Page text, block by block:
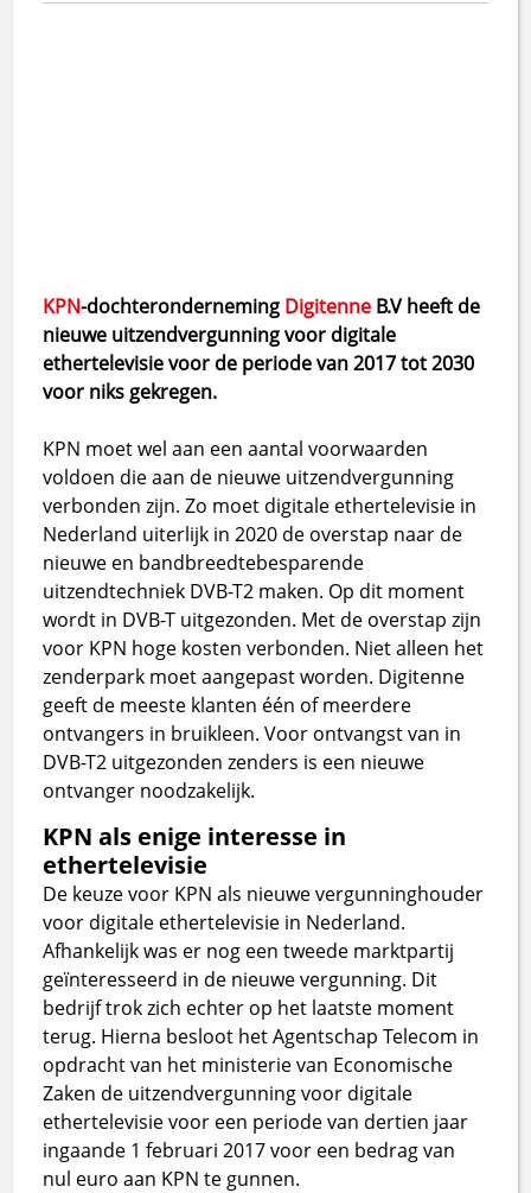
KPN-dochteronderneming Digitenne B.V heeft de
nieuwe uitzendvergunning voor digitale
ethertelevisie voor de periode van 2017 tot 2030
voor niks gekregen.
KPN moet wel aan een aantal voorwaarden
voldoen die aan de nieuwe uitzendvergunning
verbonden zijn. Zo moet digitale ethertelevisie in
Nederland uiterlijk in 2020 de overstap naar de
nieuwe en bandbreedtebesparende
uitzendtechniek DVB-T2 maken. Op dit moment
wordt in DVB-T uitgezonden. Met de overstap zijn
voor KPN hoge kosten verbonden. Niet alleen het
zenderpark moet aangepast worden. Digitenne
geeft de meeste klanten één of meerdere
ontvangers in bruikleen. Voor ontvangst van in
DVB-T2 uitgezonden zenders is een nieuwe
ontvanger noodzakelijk.
KPN als enige interesse in
ethertelevisie
De keuze voor KPN als nieuwe vergunninghouder
voor digitale ethertelevisie in Nederland.
Afhankelijk was er nog een tweede marktpartij
geïnteresseerd in de nieuwe vergunning. Dit
bedrijf trok zich echter op het laatste moment
terug. Hierna besloot het Agentschap Telecom in
opdracht van het ministerie van Economische
Zaken de uitzendvergunning voor digitale
ethertelevisie voor een periode van dertien jaar
ingaande 1 februari 2017 voor een bedrag van
nul euro aan KPN te gunnen.